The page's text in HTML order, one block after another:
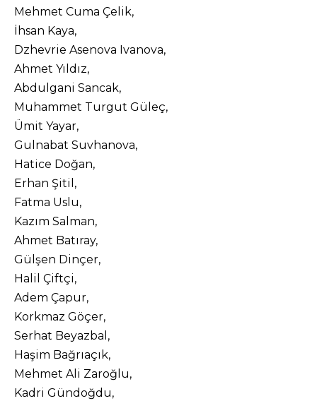
Mehmet Cuma Çelik,
İhsan Kaya,
Dzhevrie Asenova Ivanova,
Ahmet Yıldız,
Abdulgani Sancak,
Muhammet Turgut Güleç,
Ümit Yayar,
Gulnabat Suvhanova,
Hatice Doğan,
Erhan Şitil,
Fatma Uslu,
Kazım Salman,
Ahmet Batıray,
Gülşen Dinçer,
Halil Çiftçi,
Adem Çapur,
Korkmaz Göçer,
Serhat Beyazbal,
Haşim Bağrıaçık,
Mehmet Ali Zaroğlu,
Kadri Gündoğdu,